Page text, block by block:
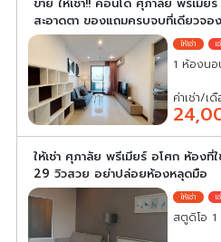
ขาย ให้เช่า!! คอนโด ศุภาลัย พรีเมีย
สะอาดตา ของแถมครบจบที่เดียวจอ
1 ห้องน
ค่าเช่า/เ
ให้เช่า ศุภาลัย พรีเมียร์ อโศก ห้องที่
29 วิวสวย อย่าปล่อยห้องหลุดมือ
สตูดิโอ